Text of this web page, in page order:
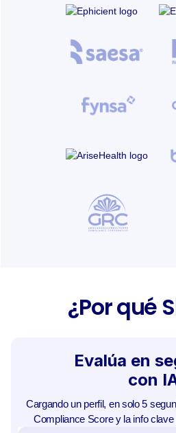
¿Por qué
Evalúa en
con
Cargando un perfil, en solo 5
Compliance Score y la info